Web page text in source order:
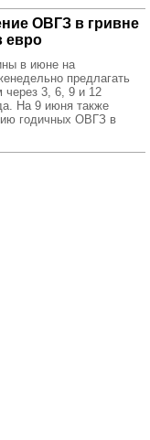
ОВГЗ в гривне
евро
в июне на
предлагать
через 3, 6, 9 и 12
На 9 июня также
годичных ОВГЗ в